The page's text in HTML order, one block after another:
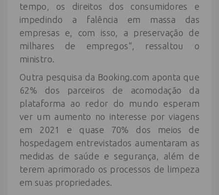
tempo, os direitos dos consumidores e
impedindo a falência em massa das
empresas e, com isso, a preservação de
milhares de empregos”, ressaltou o
ministro.
Outra pesquisa da Booking.com aponta que
62% dos parceiros de acomodação da
plataforma ao redor do mundo esperam
ver um aumento no interesse por viagens
em 2021 e quase 70% dos meios de
hospedagem entrevistados aumentaram as
medidas de saúde e segurança, além de
terem aprimorado os processos de limpeza
em suas propriedades.